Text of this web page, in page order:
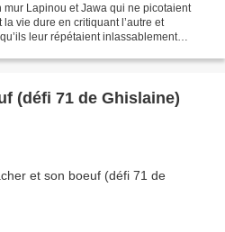
mur Lapinou et Jawa qui ne picotaient
vie dure en critiquant l’autre et
leur répétaient inlassablement
(défi 71 de Ghislaine)